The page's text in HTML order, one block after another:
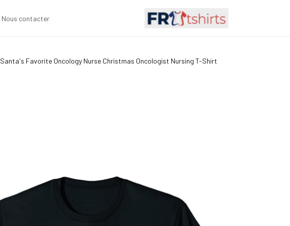
Nous contacter
Santa's Favorite Oncology Nurse Christmas Oncologist Nursing T-Shirt